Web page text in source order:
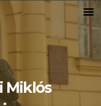
Miklós